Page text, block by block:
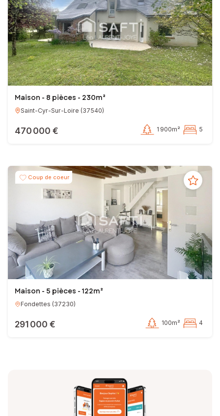
Maison - 8 pièces - 230m²
Saint-Cyr-Sur-Loire (37540)
470 000 € 1 900m² 5
Coup de coeur
Maison - 5 pièces - 122m²
Fondettes (37230)
291 000 € 100m² 4